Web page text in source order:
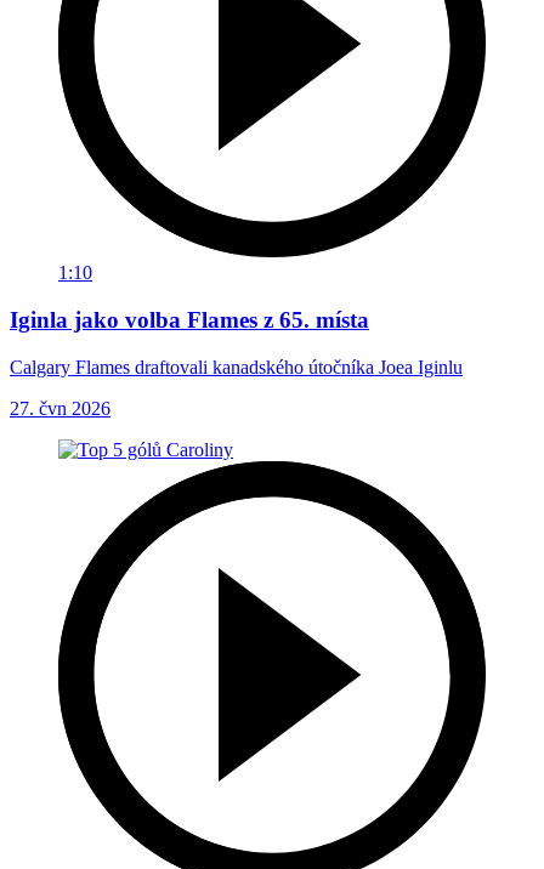
1:10
Iginla jako volba Flames z 65. místa
Calgary Flames draftovali kanadského útočníka Joea Iginlu
27. čvn 2026